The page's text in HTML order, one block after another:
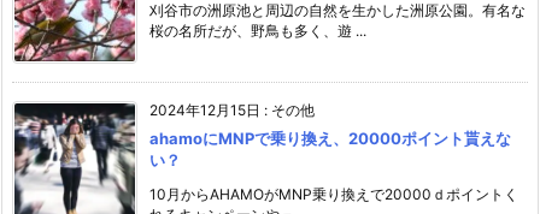
刈谷市の洲原池と周辺の自然を生かした洲原公園。有名な
桜の名所だが、野鳥も多く、遊 ...
2024年12月15日 : その他
ahamoにMNPで乗り換え、20000ポイント貰えな
い？
10月からAHAMOがMNP乗り換えで20000ｄポイントく